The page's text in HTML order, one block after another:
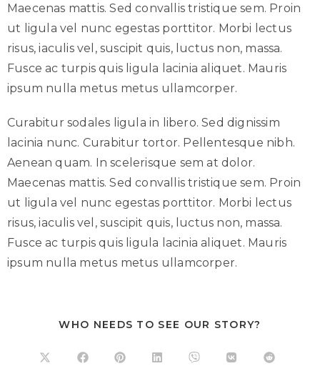
Maecenas mattis. Sed convallis tristique sem. Proin
ut ligula vel nunc egestas porttitor. Morbi lectus
risus, iaculis vel, suscipit quis, luctus non, massa.
Fusce ac turpis quis ligula lacinia aliquet. Mauris
ipsum nulla metus metus ullamcorper.
Curabitur sodales ligula in libero. Sed dignissim
lacinia nunc. Curabitur tortor. Pellentesque nibh.
Aenean quam. In scelerisque sem at dolor.
Maecenas mattis. Sed convallis tristique sem. Proin
ut ligula vel nunc egestas porttitor. Morbi lectus
risus, iaculis vel, suscipit quis, luctus non, massa.
Fusce ac turpis quis ligula lacinia aliquet. Mauris
ipsum nulla metus metus ullamcorper.
WHO NEEDS TO SEE OUR STORY?